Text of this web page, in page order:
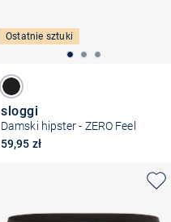
Ostatnie sztuki
sloggi
Damski hipster - ZERO Feel
59,95 zł